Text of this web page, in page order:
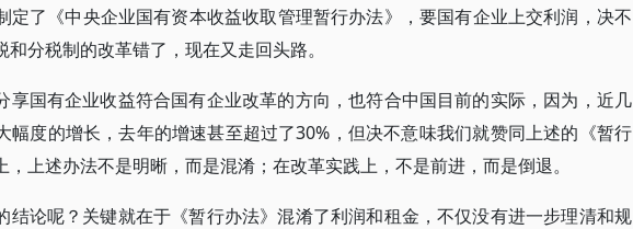
定了《中央企业国有资本收益收取管理暂行办法》，要国有企业上交利润，决不
分税制的改革错了，现在又走回头路。
享国有企业收益符合国有企业改革的方向，也符合中国目前的实际，因为，近几
幅度的增长，去年的增速甚至超过了30%，但决不意味我们就赞同上述的《暂行
上述办法不是明晰，而是混淆；在改革实践上，不是前进，而是倒退。
结论呢？关键就在于《暂行办法》混淆了利润和租金，不仅没有进一步理清和规